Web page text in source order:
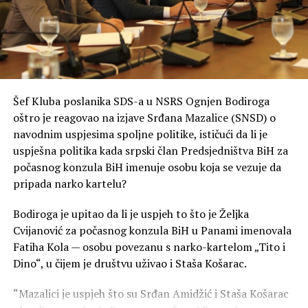
njihovi budžeti prebace ovdje, pa će vidjeti kako se radi.
Moja najjasnija poruka građanima je da će onog trenutka
kada mi budemo ti koji vode zajedničke institucije, PDV
će biti ukinut u jednom danu i akcize će biti smanjene.
Gdje su sve te pare od akciza, ja ih ne vidim kroz puteve i
autoputeve“, kaže Stanivuković.
Vraćanje novca od akciza građanima od strane lokalnih
zajednica je neustavno, nelogično i nešto na što niko
dobronamjeran ne bi pozvao, smatra načelnik Istočne
Ilidže Marinko Božović.
„Oni su naučili da lokalne zajednice učine zavisnim, a da
im onda na kašičicu daju neka sredstva. Sada bi da i ono
što po trenutnim zakonima, koji su takođe loši, po
kojima lokalne zajednice dobijaju jako malo, trebali
nečega da se odreknu“, objašnjava Božović.
SNSD više od šest mjeseci u Domu naroda blokira
Šef Kluba poslanika SDS-a u NSRS Ognjen Bodiroga
oštro je reagovao na izjave Srđana Mazalice (SNSD) o
navodnim uspjesima spoljne politike, ističući da li je
uspješna politika kada srpski član Predsjedništva BiH za
počasnog konzula BiH imenuje osobu koja se vezuje da
pripada narko kartelu?
Bodiroga je upitao da li je uspjeh to što je Željka
Cvijanović za počasnog konzula BiH u Panami imenovala
Fatiha Kola — osobu povezanu s narko-kartelom „Tito i
Dino“, u čijem je društvu uživao i Staša Košarac.
“Mazalici je uspjeh što su Srđan Amidžić i Staša Košarac